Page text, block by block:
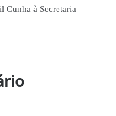
Cunha à Secretaria